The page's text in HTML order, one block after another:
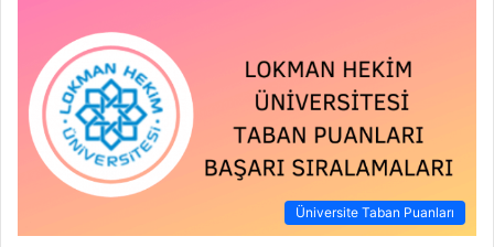
Üniversite Taban Puanları